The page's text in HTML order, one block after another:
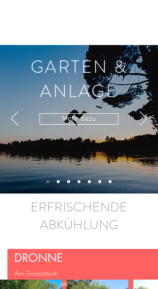
GARTEN &
ANLAGE
Mehr dazu
ERFRISCHENDE
ABKÜHLUNG
DRONNE
Am Grundstück
Die an das Grundstück